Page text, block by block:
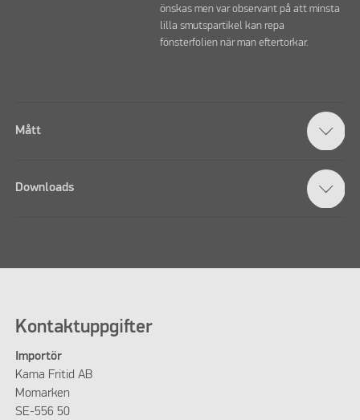
önskas men var observant på att minsta
lilla smutspartikel kan repa
fönsterfolien när man eftertorkar.
Mått
Downloads
Kontaktuppgifter
Importör
Kama Fritid AB
Momarken
SE-556 50